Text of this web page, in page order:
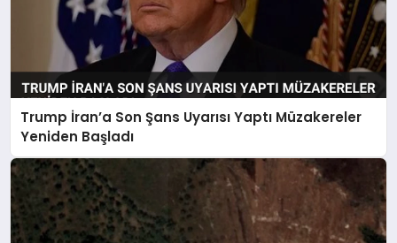
Trump İran’a Son Şans Uyarısı Yaptı Müzakereler
Yeniden Başladı